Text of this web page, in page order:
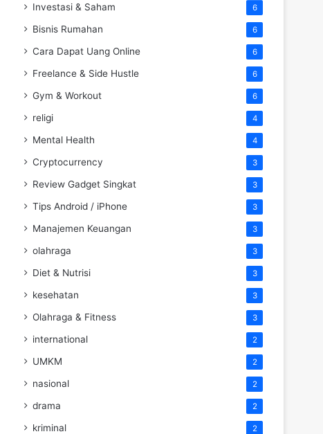
Investasi & Saham 6
Bisnis Rumahan 6
Cara Dapat Uang Online 6
Freelance & Side Hustle 6
Gym & Workout 6
religi 4
Mental Health 4
Cryptocurrency 3
Review Gadget Singkat 3
Tips Android / iPhone 3
Manajemen Keuangan 3
olahraga 3
Diet & Nutrisi 3
kesehatan 3
Olahraga & Fitness 3
international 2
UMKM 2
nasional 2
drama 2
kriminal 2